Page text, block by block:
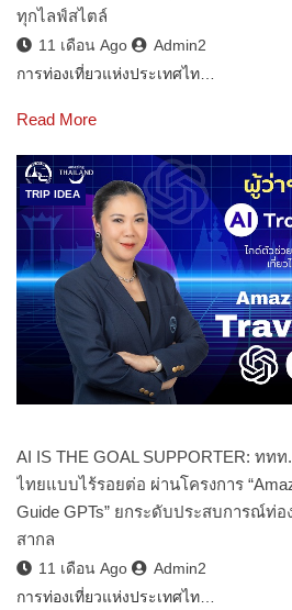
ทุกไลฟ์สไตล์
11 เดือน Ago
Admin2
การท่องเที่ยวแห่งประเทศไท…
Read More
TRIP IDEA
AI IS THE GOAL SUPPORTER: ทท
ไทยแบบไร้รอยต่อ ผ่านโครงการ
Guide GPTs” ยกระดับประสบการณ์ท่อ
สากล
11 เดือน Ago
Admin2
การท่องเที่ยวแห่งประเทศไท…